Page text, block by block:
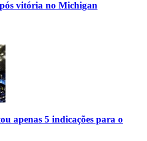
vitória no Michigan
apenas 5 indicações para o